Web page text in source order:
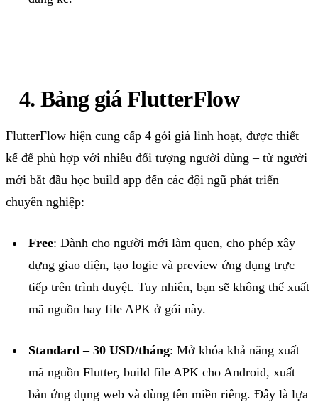
4. Bảng giá FlutterFlow
FlutterFlow hiện cung cấp 4 gói giá linh hoạt, được thiết
kế để phù hợp với nhiều đối tượng người dùng – từ người
mới bắt đầu học build app đến các đội ngũ phát triển
chuyên nghiệp:
Free: Dành cho người mới làm quen, cho phép xây
dựng giao diện, tạologic và preview ứng dụng trực
tiếp trên trình duyệt. Tuy nhiên, bạn sẽ không thể xuất
mã nguồn hay file APK ở gói này.
Standard – 30 USD/tháng: Mở khóa khả năng xuất
mã nguồn Flutter, build file APK choAndroid, xuất
bản ứng dụng web và dùng tên miền riêng. Đây là lựa